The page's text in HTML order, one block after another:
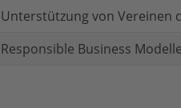
Unterstützung von Vereinen
Responsible Business Modelle